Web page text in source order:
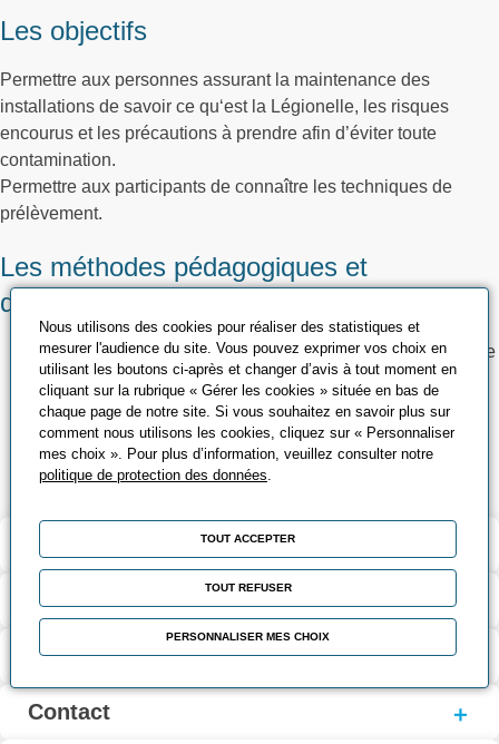
Les objectifs
Permettre aux personnes assurant la maintenance des
installations de savoir ce qu‘est la Légionelle, les risques
encourus et les précautions à prendre afin d’éviter toute
contamination.
Permettre aux participants de connaître les techniques de
prélèvement.
Les méthodes pédagogiques et
d’encadrement
Présentation d’installations de production d’eau chaude, de
climatisation, de refroidissement (TAR)
Participation active et échange d’expérience – questions
diverse
Etudes de cas concrets de l’entreprise
Validation et certification
Contenu de la formation
Modalités d’évaluation
Contact
Nous utilisons des cookies pour réaliser des statistiques et
mesurer l'audience du site. Vous pouvez exprimer vos choix en
utilisant les boutons ci-après et changer d’avis à tout moment en
cliquant sur la rubrique « Gérer les cookies » située en bas de
chaque page de notre site. Si vous souhaitez en savoir plus sur
comment nous utilisons les cookies, cliquez sur « Personnaliser
mes choix ». Pour plus d’information, veuillez consulter notre
politique de protection des données
TOUT ACCEPTER
TOUT REFUSER
PERSONNALISER MES CHOIX